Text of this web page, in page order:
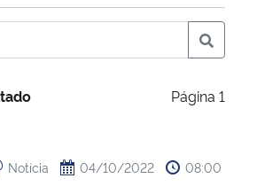
Página 1
Notícia 04/10/2022 08:00